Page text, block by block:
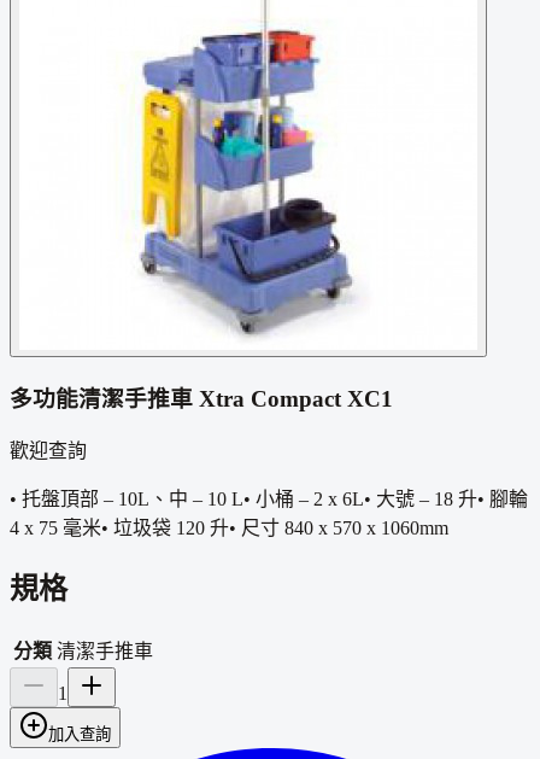
多功能清潔手推車 Xtra Compact XC1
歡迎查詢
• 托盤頂部 – 10L、中 – 10 L• 小桶 – 2 x 6L• 大號 – 18 升• 腳輪
4 x 75 毫米• 垃圾袋 120 升• 尺寸 840 x 570 x 1060mm
規格
分類 清潔手推車
1
加入查詢